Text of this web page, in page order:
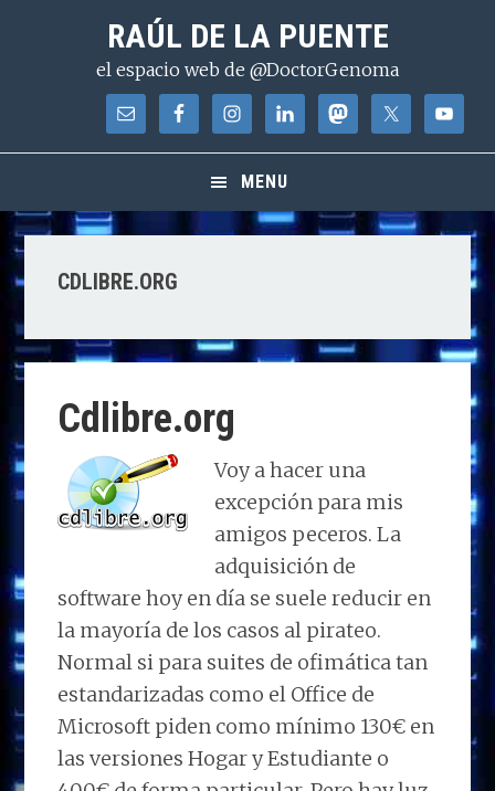
contenido
RAÚL DE LA PUENTE
el espacio web de @DoctorGenoma
MENU
CDLIBRE.ORG
Cdlibre.org
Voy a hacer una
excepción para mis
amigos peceros. La
adquisición de
software hoy en día se suele reducir en
la mayoría de los casos al pirateo.
Normal si para suites de ofimática tan
estandarizadas como el Office de
Microsoft piden como mínimo 130€ en
las versiones Hogar y Estudiante o